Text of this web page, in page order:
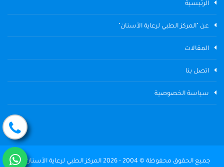
الرئيسية
عن "المركز الطبي لرعاية الأسنان"
المقالات
اتصل بنا
سياسة الخصوصية
جميع الحقوق محفوظة © 2004 - 2026 المركز الطبي لرعاية الأسنان The